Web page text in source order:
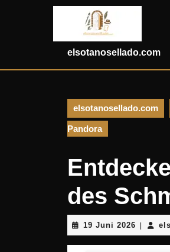
elsotanosellado.com
elsotanosellado.com
Pandora
des
19 Juni 2026 19
Juni
2026